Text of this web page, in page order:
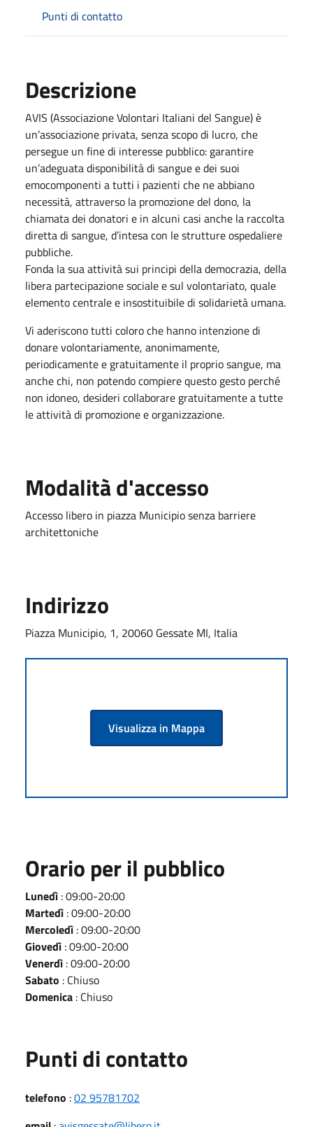
Punti di contatto
Descrizione
AVIS (Associazione Volontari Italiani del Sangue) è
un’associazione privata, senza scopo di lucro, che
persegue un fine di interesse pubblico: garantire
un’adeguata disponibilità di sangue e dei suoi
emocomponenti a tutti i pazienti che ne abbiano
necessità, attraverso la promozione del dono, la
chiamata dei donatori e in alcuni casi anche la raccolta
diretta di sangue, d’intesa con le strutture ospedaliere
pubbliche.
Fonda la sua attività sui principi della democrazia, della
libera partecipazione sociale e sul volontariato, quale
elemento centrale e insostituibile di solidarietà umana.
Vi aderiscono tutti coloro che hanno intenzione di
donare volontariamente, anonimamente,
periodicamente e gratuitamente il proprio sangue, ma
anche chi, non potendo compiere questo gesto perché
non idoneo, desideri collaborare gratuitamente a tutte
le attività di promozione e organizzazione.
Modalità d'accesso
Accesso libero in piazza Municipio senza barriere
architettoniche
Indirizzo
Piazza Municipio, 1, 20060 Gessate MI, Italia
Visualizza in Mappa
Orario per il pubblico
Lunedì : 09:00-20:00
Martedì : 09:00-20:00
Mercoledì : 09:00-20:00
Giovedì : 09:00-20:00
Venerdì : 09:00-20:00
Sabato : Chiuso
Domenica : Chiuso
Punti di contatto
telefono :02 95781702